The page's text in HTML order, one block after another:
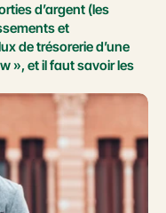
d’argent (les
et
de trésorerie d’une
», et il faut savoir les